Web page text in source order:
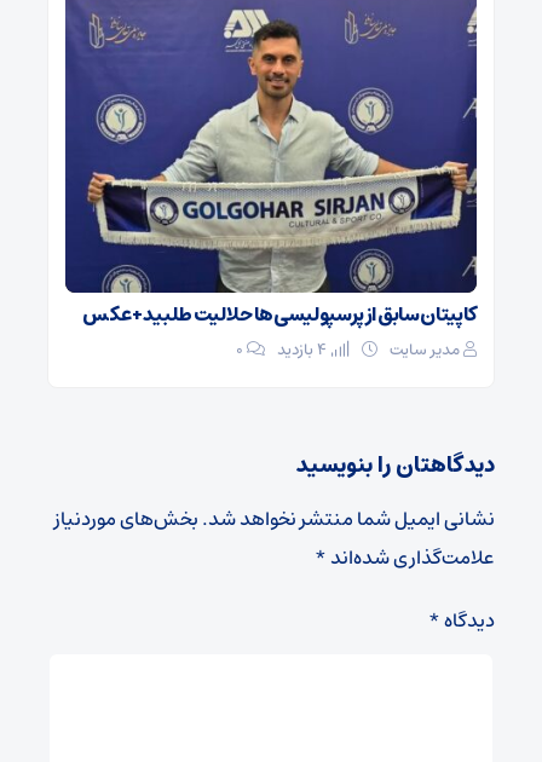
کاپیتان سابق از پرسپولیسی‌ها حلالیت طلبید + عکس
مدیر سایت ۰
دیدگاهتان را بنویسید
نشانی ایمیل شما منتشر نخواهد شد.بخش‌های موردنیاز
علامت‌گذاری شده‌اند*
دیدگاه*